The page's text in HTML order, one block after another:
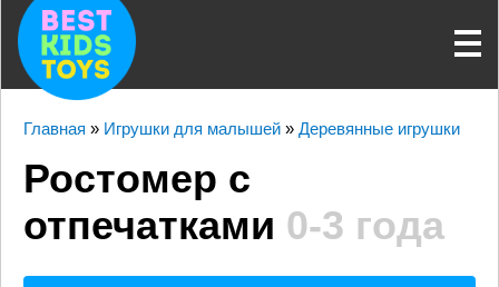
Главная » Игрушки для малышей » Деревянные игрушки
Ростомер с
отпечатками 0-3 года